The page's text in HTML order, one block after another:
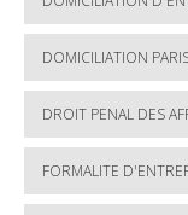
DOMICILIATION
DROIT PENAL DES
FORMALITE